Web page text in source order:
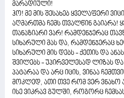
მარადიული!
ჰო! მე მის შესახებ ყველაფერი
აღმართმა ჩემს თვალწინ გაიარა!
თანაზიარი ვარ! რამდენჯერაც
სიხარული მას და, რამდენჯერაც
სიხარული მის დებს - ქეთის და
შვილებს - უპირველესად ლიზას
პატარაა და არც იცის, ვინაა
მოკლედ, ათი თვე რომ ვერ ვნახო
ისე ვიკრავ გულში, როგორც